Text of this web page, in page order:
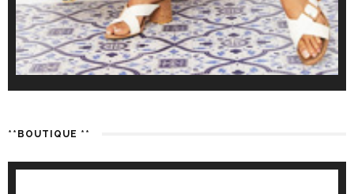
**BOUTIQUE **